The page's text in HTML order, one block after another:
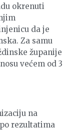
okrenuti
da je
Za samu
županije
većem od 3
na
rezultatima